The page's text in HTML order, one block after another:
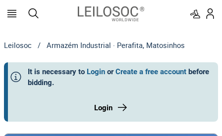
Leilosoc / Armazém Industrial · Perafita, Matosinhos
It is necessary to Login or Create a free account before
bidding.
Login